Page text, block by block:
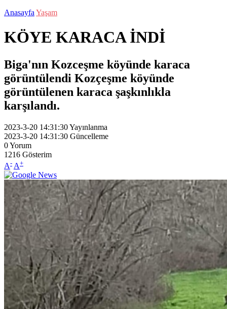
Anasayfa Yaşam
KÖYE KARACA İNDİ
Biga'nın Kozceşme köyünde karaca
görüntülendi Kozçeşme köyünde
görüntülenen karaca şaşkınlıkla
karşılandı.
2023-3-20 14:31:30Yayınlanma
2023-3-20 14:31:30 Güncelleme
0Yorum
1216 Gösterim
A- A+